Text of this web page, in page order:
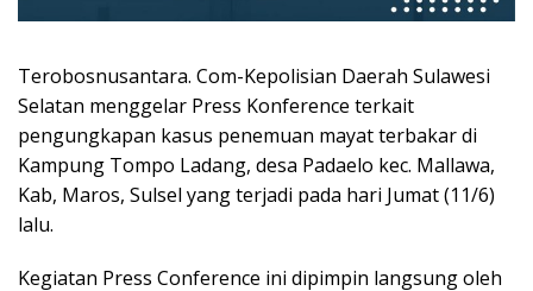
Terobosnusantara. Com-Kepolisian Daerah Sulawesi
Selatan menggelar Press Konference terkait
pengungkapan kasus penemuan mayat terbakar di
Kampung Tompo Ladang, desa Padaelo kec. Mallawa,
Kab, Maros, Sulsel yang terjadi pada hari Jumat (11/6)
lalu.
Kegiatan Press Conference ini dipimpin langsung oleh